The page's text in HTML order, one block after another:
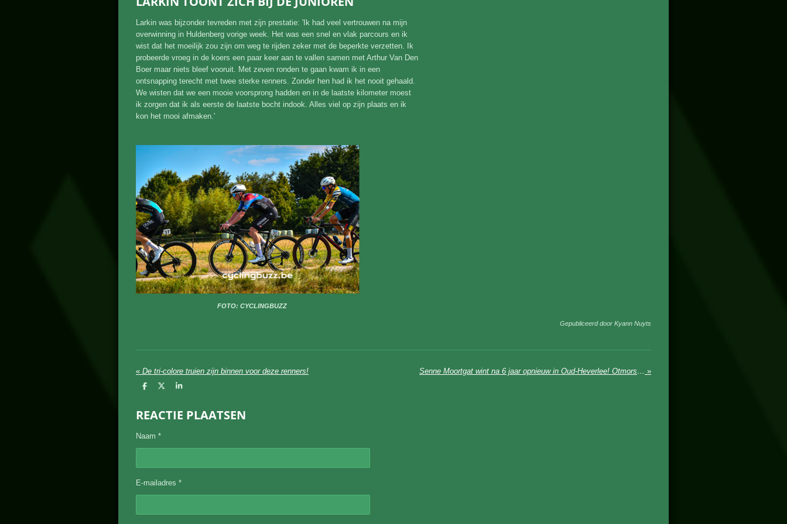
Larkin was bijzonder tevreden met zijn prestatie: 'Ik had veel vertrouwen na mijn
overwinning in Huldenberg vorige week. Het was een snel en vlak parcours en ik
wist dat het moeilijk zou zijn om weg te rijden zeker met de beperkte verzetten. Ik
probeerde vroeg in de koers een paar keer aan te vallen samen met Arthur Van Den
Boer maar niets bleef vooruit. Met zeven ronden te gaan kwam ik in een
ontsnapping terecht met twee sterke renners. Zonder hen had ik het nooit gehaald.
We wisten dat we een mooie voorsprong hadden en in de laatste kilometer moest
ik zorgen dat ik als eerste de laatste bocht indook. Alles viel op zijn plaats en ik
kon het mooi afmaken.'
FOTO: CYCLINGBUZZ
Gepubliceerd door Kyann Nuyts
« De tri-colore truien zijn binnen voor deze renners! Senne Moortgat wint na 6 jaar opnieuw in Oud-Heverlee! Otmorskyi & Vermaelen vervolledigde het podium »
D
e
n
D
l
S
r
e
REACTIE PLAATSEN
Naam *
E-mailadres *